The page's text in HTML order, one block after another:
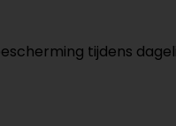
tijdens